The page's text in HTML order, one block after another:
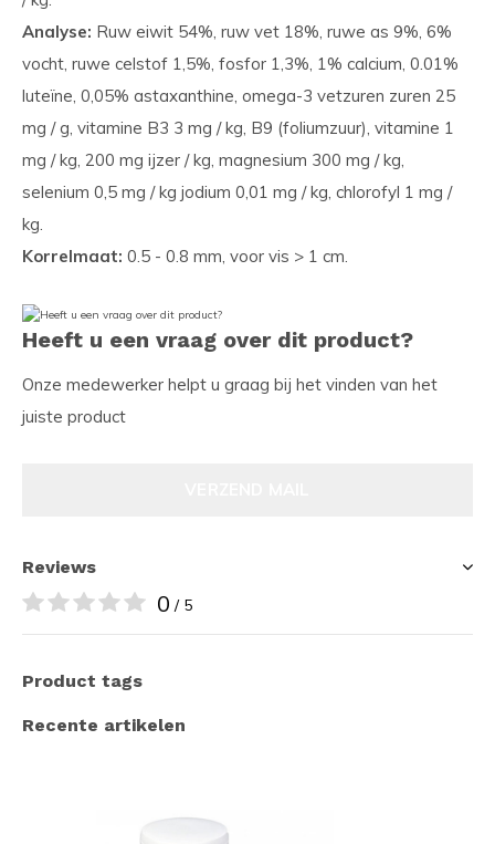
Analyse: Ruw eiwit 54%, ruw vet 18%, ruwe as 9%, 6%
vocht, ruwe celstof 1,5%, fosfor 1,3%, 1% calcium, 0.01%
luteïne, 0,05% astaxanthine, omega-3 vetzuren zuren 25
mg / g, vitamine B3 3 mg / kg, B9 (foliumzuur), vitamine 1
mg / kg, 200 mg ijzer / kg, magnesium 300 mg / kg,
selenium 0,5 mg / kg jodium 0,01 mg / kg, chlorofyl 1 mg /
kg.
Korrelmaat: 0.5 - 0.8 mm, voor vis > 1 cm.
Heeft u een vraag over dit product?
Onze medewerker helpt u graag bij het vinden van het
juiste product
Reviews
0 / 5
Product tags
Recente artikelen